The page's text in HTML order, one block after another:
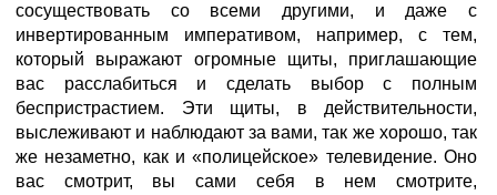
сосуществовать со всеми другими, и даже с
инвертированным императивом, например, с тем,
который выражают огромные щиты, приглашающие
вас расслабиться и сделать выбор с полным
беспристрастием. Эти щиты, в действительности,
выслеживают и наблюдают за вами, так же хорошо, так
же незаметно, как и «полицейское» телевидение. Оно
вас смотрит, вы сами себя в нем смотрите,